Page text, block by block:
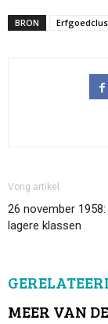
BRON
Vorig artikel
26 november
lagere klassen
MEER VAN